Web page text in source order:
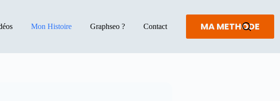
Mon Histoire Graphseo ? Contact MA METHODE